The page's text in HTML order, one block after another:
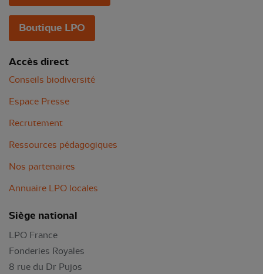
Boutique LPO
Accès direct
Conseils biodiversité
Espace Presse
Recrutement
Ressources pédagogiques
Nos partenaires
Annuaire LPO locales
Siège national
LPO France
Fonderies Royales
8 rue du Dr Pujos